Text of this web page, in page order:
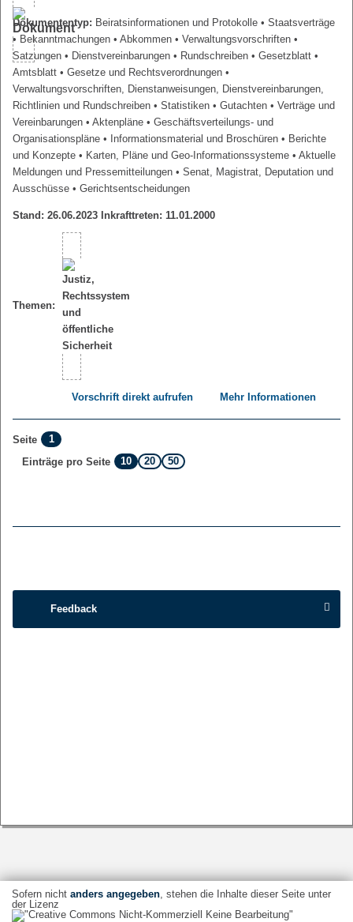
Dokumententyp: Beiratsinformationen und Protokolle • Staatsverträge
• Bekanntmachungen • Abkommen • Verwaltungsvorschriften •
Satzungen • Dienstvereinbarungen • Rundschreiben • Gesetzblatt •
Amtsblatt • Gesetze und Rechtsverordnungen •
Verwaltungsvorschriften, Dienstanweisungen, Dienstvereinbarungen,
Richtlinien und Rundschreiben • Statistiken • Gutachten • Verträge und
Vereinbarungen • Aktenpläne • Geschäftsverteilungs- und
Organisationspläne • Informationsmaterial und Broschüren • Berichte
und Konzepte • Karten, Pläne und Geo-Informationssysteme • Aktuelle
Meldungen und Pressemitteilungen • Senat, Magistrat, Deputation und
Ausschüsse • Gerichtsentscheidungen
Stand: 26.06.2023 Inkrafttreten: 11.01.2000
Themen:
Vorschrift direkt aufrufen Mehr Informationen
Seite
1
Einträge pro Seite
10 20 50
Feedback
Sofern nicht anders angegeben, stehen die Inhalte dieser Seite unter
der Lizenz